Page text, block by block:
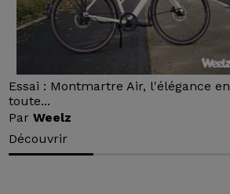
Essai : Montmartre Air, l'élégance en
toute...
ParWeelz
Découvrir